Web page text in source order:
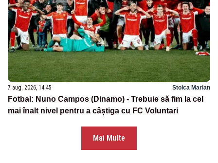
7 aug. 2026, 14:45 Stoica Marian
Fotbal: Nuno Campos (Dinamo) - Trebuie să fim la cel
mai înalt nivel pentru a câștiga cu FC Voluntari
Mai Multe